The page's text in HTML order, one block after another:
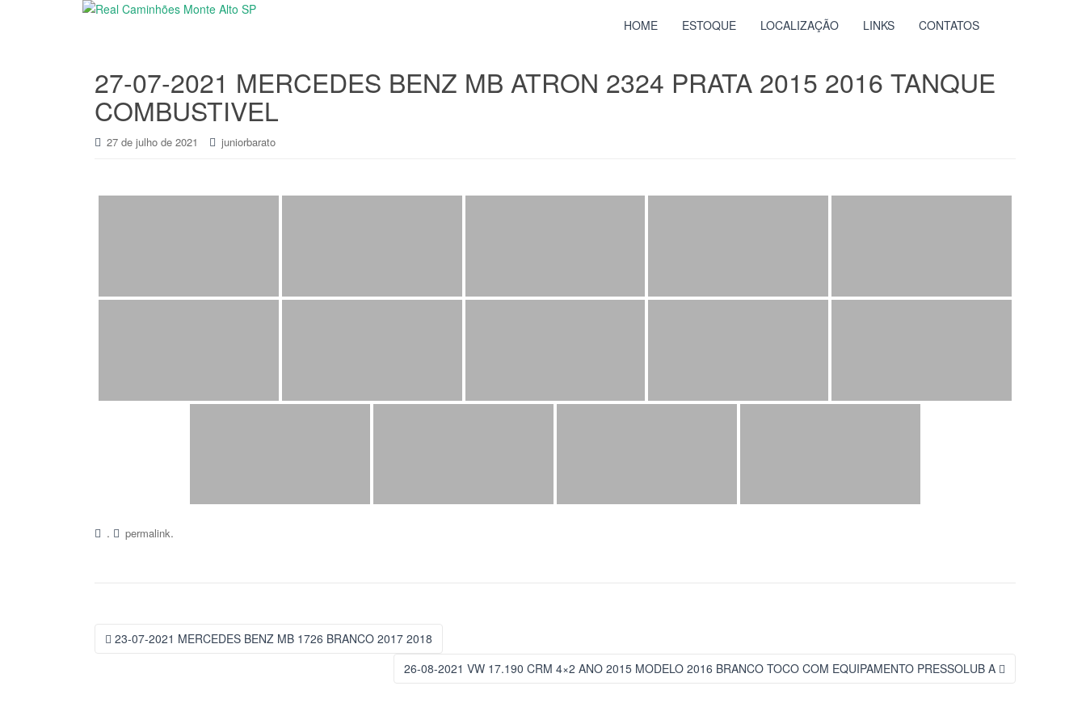
HOME ESTOQUE LOCALIZAÇÃO LINKS CONTATOS
27-07-2021 MERCEDES BENZ MB ATRON 2324 PRATA 2015 2016 TANQUE
COMBUSTIVEL
27 de julho de 2021 juniorbarato
. permalink.
Navegação
23-07-2021 MERCEDES BENZ MB 1726 BRANCO 2017 2018
26-08-2021 VW 17.190 CRM 4×2 ANO 2015 MODELO 2016 BRANCO TOCO COM EQUIPAMENTO PRESSOLUB A